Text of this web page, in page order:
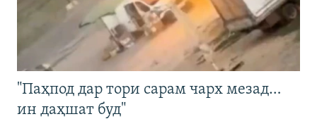
"Паҳпод дар тори сарам чарх мезад…
ин даҳшат буд"